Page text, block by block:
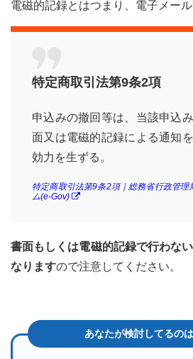
6.2
内容
ング
オフ
書の
送り
方
クー
リン
たら
消費
へ相
談を
電磁的記録とはつまり、電子メー
特定商取引法第9条2項
申込みの撤回等は、当該申込
面又は電磁的記録による通知
効力を生ずる。
特定商取引法第9条2項｜総務省行政管理
ム(e-Gov)
書面もしくは電磁的記録で行わな
なりますので注意してください。